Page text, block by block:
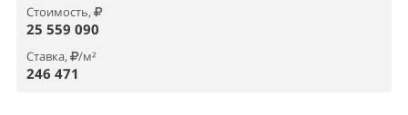
Стоимость,
25 559 090
Ставка, /м²
246 471